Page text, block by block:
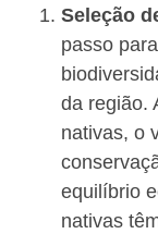
Seleção
passo
da região.
nativas, o
equilíbrio
nativas